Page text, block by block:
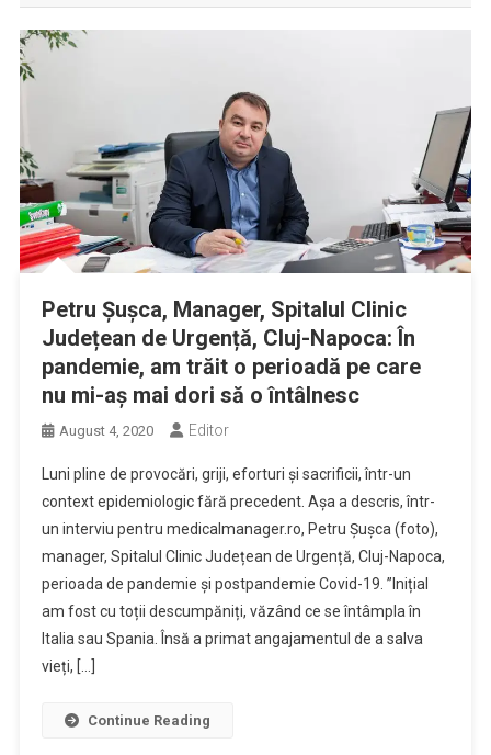
Petru Șușca, Manager, Spitalul Clinic
Județean de Urgență, Cluj-Napoca: În
pandemie, am trăit o perioadă pe care
nu mi-aș mai dori să o întâlnesc
August 4, 2020 Editor
Luni pline de provocări, griji, eforturi și sacrificii, într-un
context epidemiologic fără precedent. Așa a descris, într-
un interviu pentru medicalmanager.ro, Petru Șușca (foto),
manager, Spitalul Clinic Județean de Urgență, Cluj-Napoca,
perioada de pandemie și postpandemie Covid-19. ”Inițial
am fost cu toții descumpăniți, văzând ce se întâmpla în
Italia sau Spania. Însă a primat angajamentul de a salva
vieți, […]
Continue Reading